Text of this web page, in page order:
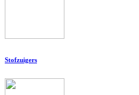
Stofzuigers